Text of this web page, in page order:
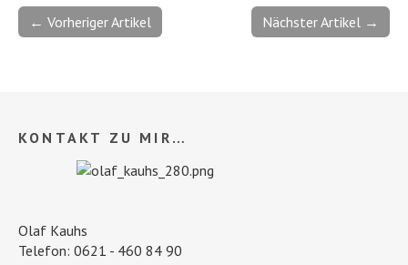
Nächster Artikel →
← Vorheriger Artikel
KONTAKT ZU MIR…
Olaf Kauhs
Telefon: 0621 - 460 84 90